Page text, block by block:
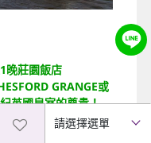
晚莊園飯店
GRANGE或
英國皇室的尊貴！
或退費10鎊)
，讓您擁有最優質